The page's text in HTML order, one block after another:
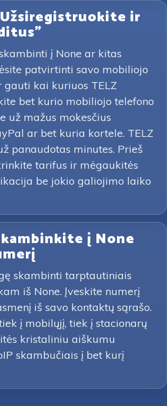
ir
į None ar kitas
patvirtinti savo mobiliojo
gauti kai kuriuos TELZ
bet kurio mobiliojo telefono
už mažus mokesčius
ar bet kuria kortele. TELZ
panaudotas minutes. Prieš
tarifus ir mėgaukitės
be jokio galiojimo laiko
į None
skambinti tarptautiniais
iš None. Įveskite numerį
iš savo kontaktų sąrašo.
į mobilųjį, tiek į stacionarų
kristaliniu aiškumu
skambučiais į bet kurį